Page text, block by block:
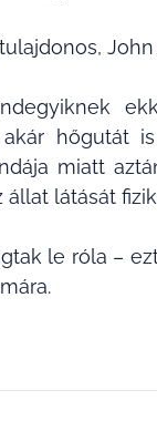
John
hőgutát
miatt
látását
le róla –